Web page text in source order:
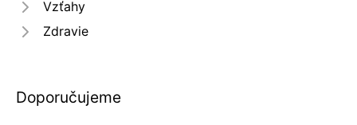
Vzťahy
Zdravie
Doporučujeme